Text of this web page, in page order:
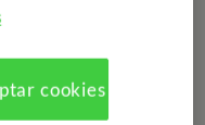
inglés en el colegio y
sobre la tierra y
hecho genial! El
por parte de los
cookies